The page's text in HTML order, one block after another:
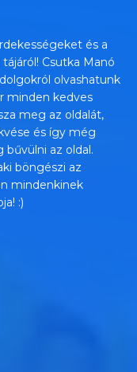
és a
Csutka Manó
olvashatunk
minden kedves
meg az oldalát,
és így még
az oldal.
böngészi az
mindenkinek
:)